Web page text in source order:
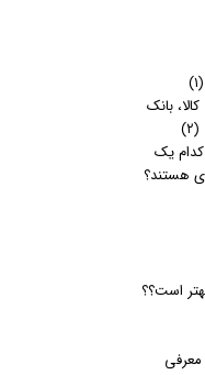
(۱)
بانک
(۲)
یک
هستند؟
است؟؟
معرفی